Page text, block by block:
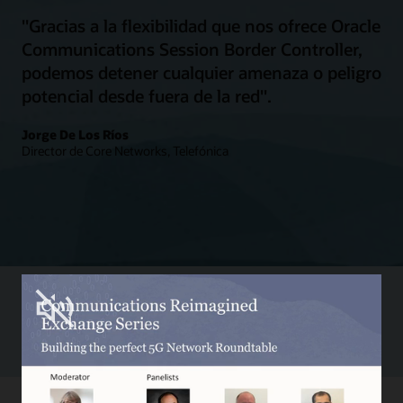
"Gracias a la flexibilidad que nos ofrece Oracle
Communications Session Border Controller,
podemos detener cualquier amenaza o peligro
potencial desde fuera de la red".
Jorge De Los Ríos
Director de Core Networks, Telefónica
Nuevas ideas para planificar su transición al 5G
Vea el vídeo (2:08)